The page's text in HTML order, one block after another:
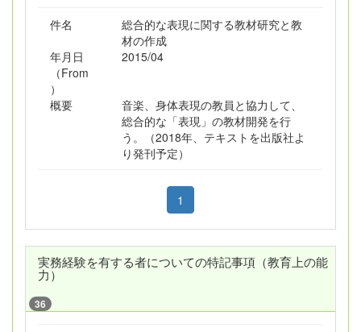
件名
総合的な表現に関する教材研究と教
材の作成
年月日
（From
）
2015/04
概要
音楽、身体表現の教員と協力して、
総合的な「表現」の教材開発を行
う。（2018年、テキストを出版社よ
り発刊予定）
1
実務経験を有する者についての特記事項（教育上の能
力）
36